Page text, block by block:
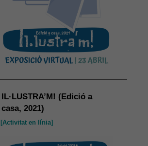
IL·LUSTRA’M! (Edició a
casa, 2021)
[Activitat en línia]